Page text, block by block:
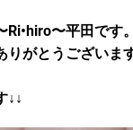
Ri•hiro〜平田です
りがとうございま
↓↓